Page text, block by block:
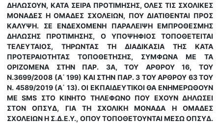
ΔΗΛΩΣΟΥΝ, ΚΑΤΑ ΣΕΙΡΑ ΠΡΟΤΙΜΗΣΗΣ, ΟΛΕΣ ΤΙΣ ΣΧΟΛΙΚΕΣ
ΜΟΝΑΔΕΣ Η ΟΜΑΔΕΣ ΣΧΟΛΕΙΩΝ, ΠΟΥ ΔΙΑΤΙΘΕΝΤΑΙ ΠΡΟΣ
ΚΑΛΥΨΗ. ΣΕ ΕΝΔΕΧΟΜΕΝΗ ΠΑΡΑΛΕΙΨΗ ΕΜΠΡΟΘΕΣΜΗΣ
ΔΗΛΩΣΗΣ ΠΡΟΤΙΜΗΣΗΣ, Ο ΥΠΟΨΗΦΙΟΣ ΤΟΠΟΘΕΤΕΙΤΑΙ
ΤΕΛΕΥΤΑΙΟΣ, ΤΗΡΩΝΤΑΣ ΤΗ ΔΙΑΔΙΚΑΣΙΑ ΤΗΣ ΚΑΤΑ
ΠΡΟΤΕΡΑΙΟΤΗΤΑΣ ΤΟΠΟΘΕΤΗΣΗΣ, ΣΥΜΦΩΝΑ ΜΕ ΤΑ
ΟΡΙΖΟΜΕΝΑ ΣΤΗΝ ΠΑΡ. 3Α, ΤΟΥ ΑΡΘΡΟΥ 16, ΤΟΥ
Ν.3699/2008 (Α΄ 199) ΚΑΙ ΣΤΗΝ ΠΑΡ. 3 ΤΟΥ ΑΡΘΡΟΥ 63 ΤΟΥ
Ν. 4589/2019 (Α΄ 13). ΟΙ ΕΚΠΑΙΔΕΥΤΙΚΟΙ ΘΑ ΕΝΗΜΕΡΩΘΟΥΝ
ΜΕSMS ΣΤΟ ΚΙΝΗΤΟ ΤΗΛΕΦΩΝΟ ΠΟΥ ΕΧΟΥΝ ΔΗΛΩΣΕΙ
ΣΤΟΝ ΟΠΣΥΔ, ΓΙΑ ΤΗ ΣΧΟΛΙΚΗ ΜΟΝΑΔΑ Η ΟΜΑΔΕΣ
ΣΧΟΛΕΙΩΝ Η Σ.Δ.Ε.Υ., ΟΠΟΥ ΤΟΠΟΘΕΤΟΥΝΤΑΙ ΜΕΣΩ ΟΠΣΥΔ.